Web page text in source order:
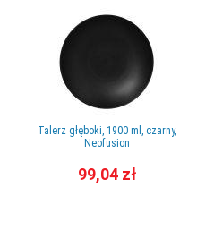
Talerz głęboki, 1900 ml, czarny,
Neofusion
99,04 zł